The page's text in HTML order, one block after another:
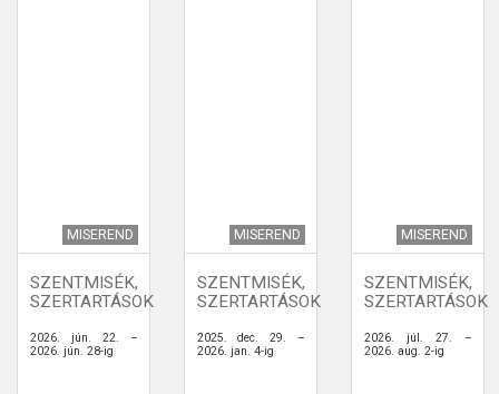
MISEREND
SZENTMISÉK,
SZERTARTÁSOK
2026. jún. 22. –
2026. jún. 28-ig
MISEREND
SZENTMISÉK,
SZERTARTÁSOK
2025. dec. 29. –
2026. jan. 4-ig
MISEREND
SZENTMISÉK,
SZERTARTÁSOK
2026. júl. 27. –
2026. aug. 2-ig